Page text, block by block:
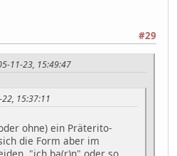
#29
11-23, 15:49:47
15:37:11
ohne) ein Präterito-
die Form aber im
"ich ba(r)n" oder so.